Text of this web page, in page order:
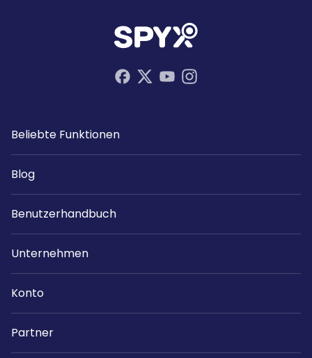
Beliebte Funktionen
Blog
Benutzerhandbuch
Unternehmen
Konto
Partner